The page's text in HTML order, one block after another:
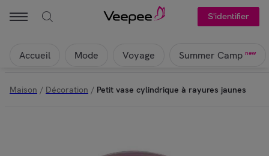
S'identifier
Accueil Mode Voyage Summer Camp new
Maison / Décoration / Petit vase cylindrique à rayures jaunes